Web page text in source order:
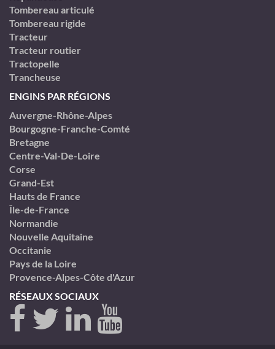
Tombereau articulé
Tombereau rigide
Tracteur
Tracteur routier
Tractopelle
Trancheuse
ENGINS PAR RÉGIONS
Auvergne-Rhône-Alpes
Bourgogne-Franche-Comté
Bretagne
Centre-Val-De-Loire
Corse
Grand-Est
Hauts de France
Île-de-France
Normandie
Nouvelle Aquitaine
Occitanie
Pays de la Loire
Provence-Alpes-Côte d'Azur
RÉSEAUX SOCIAUX